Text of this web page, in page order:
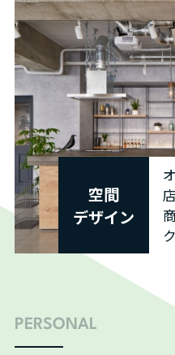
空間
デザイン
PERSONAL